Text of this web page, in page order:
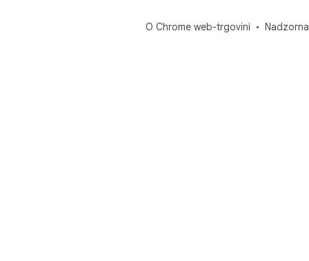
O Chrome web-trgovini